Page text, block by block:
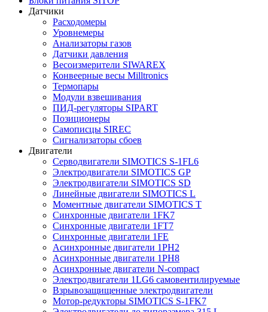
Датчики
Расходомеры
Уровнемеры
Анализаторы газов
Датчики давления
Весоизмерители SIWAREX
Конвеерные весы Milltronics
Термопары
Модули взвешивания
ПИД-регуляторы SIPART
Позиционеры
Самописцы SIREC
Сигнализаторы сбоев
Двигатели
Серводвигатели SIMOTICS S-1FL6
Электродвигатели SIMOTICS GP
Электродвигатели SIMOTICS SD
Линейные двигатели SIMOTICS L
Моментные двигатели SIMOTICS T
Синхронные двигатели 1FK7
Синхронные двигатели 1FT7
Синхронные двигатели 1FE
Асинхронные двигатели 1PH2
Асинхронные двигатели 1PH8
Асинхронные двигатели N-compact
Электродвигатели 1LG6 cамовентилируемые
Взрывозащищенные электродвигатели
Мотор-редукторы SIMOTICS S-1FK7